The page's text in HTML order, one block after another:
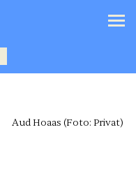
Aud Hoaas (Foto: Privat)